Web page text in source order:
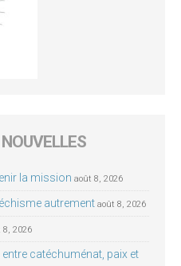
la mission août 8, 2026
autrement août 8, 2026
8, 2026
catéchuménat, paix et